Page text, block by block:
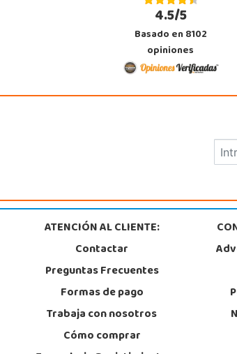
4.5/5
Basado en 8102
opiniones
ATENCIÓN AL CLIENTE:
Contactar
Preguntas Frecuentes
Formas de pago
Trabaja con nosotros
Cómo comprar